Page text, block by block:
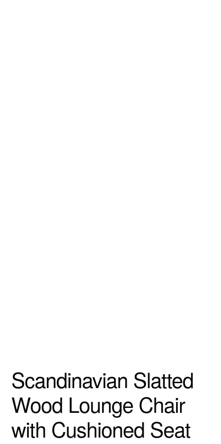
Scandinavian Slatted
Wood Lounge Chair
with Cushioned Seat